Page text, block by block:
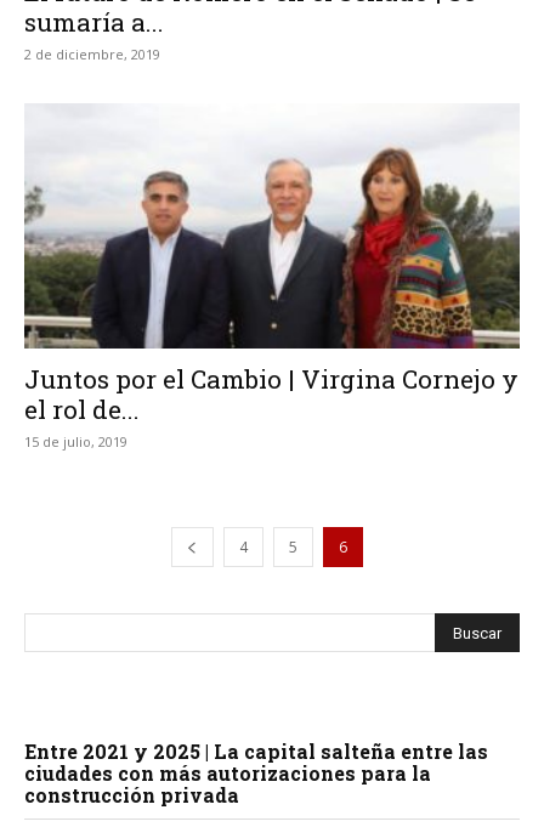
sumaría a...
2 de diciembre, 2019
Juntos por el Cambio | Virgina Cornejo y
el rol de...
15 de julio, 2019
4 5 6
Entre 2021 y 2025 | La capital salteña entre las
ciudades con más autorizaciones para la
construcción privada